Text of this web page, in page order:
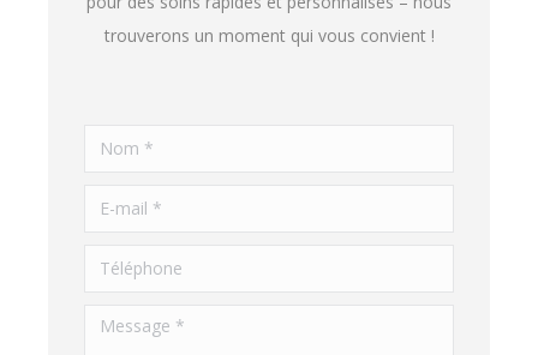
trouverons un moment qui vous convient !
Nom *
E-mail *
Téléphone
Message *